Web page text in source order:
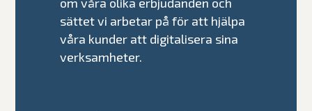
sättet vi arbetar på för att hjälpa
våra kunder att digitalisera sina
verksamheter.